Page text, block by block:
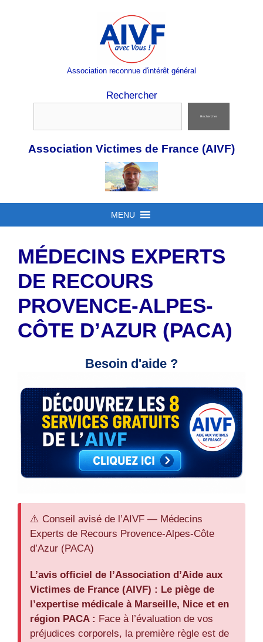
Association reconnue d'intérêt général
Rechercher
Rechercher
Association Victimes de France (AIVF)
MENU
MÉDECINS EXPERTS
DE RECOURS
PROVENCE-ALPES-
CÔTE D’AZUR (PACA)
Besoin d'aide ?
⚠️ Conseil avisé de l’AIVF — Médecins
Experts de Recours Provence-Alpes-Côte
d’Azur (PACA)
L’avis officiel de l’Association d’Aide aux
Victimes de France (AIVF) : Le piège de
l’expertise médicale à Marseille, Nice et en
région PACA : Face à l’évaluation de vos
préjudices corporels, la première règle est de